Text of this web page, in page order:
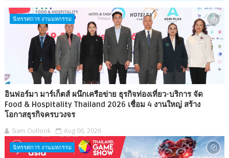
นิทรรศการ งานมหกรรม
อินฟอร์มา มาร์เก็ตส์ ผนึกเครือข่าย ธุรกิจท่องเที่ยว-บริการ จัด
Food & Hospitality Thailand 2026 เชื่อม 4 งานใหญ่ สร้าง
โอกาสธุรกิจครบวงจร
Siam Outlook Aug 06, 2026
นิทรรศการ งานมหกรรม